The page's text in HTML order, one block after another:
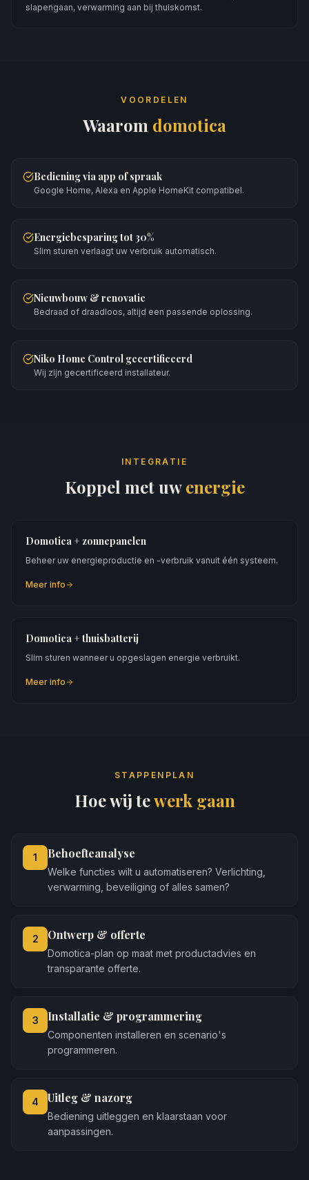
slapengaan, verwarming aan bij thuiskomst.
VOORDELEN
Waarom domotica
Bediening via app of spraak
Google Home, Alexa en Apple HomeKit compatibel.
Energiebesparing tot 30%
Slim sturen verlaagt uw verbruik automatisch.
Nieuwbouw & renovatie
Bedraad of draadloos, altijd een passende oplossing.
Niko Home Control gecertificeerd
Wij zijn gecertificeerd installateur.
INTEGRATIE
Koppel met uwenergie
Domotica + zonnepanelen
Beheer uw energieproductie en -verbruik vanuit één systeem.
Meer info
Domotica + thuisbatterij
Slim sturen wanneer u opgeslagen energie verbruikt.
Meer info
STAPPENPLAN
Hoe wij tewerk gaan
1 Behoefteanalyse
Welke functies wilt u automatiseren? Verlichting,
verwarming, beveiliging of alles samen?
2 Ontwerp & offerte
Domotica-plan op maat met productadvies en
transparante offerte.
3 Installatie & programmering
Componenten installeren en scenario's
programmeren.
4 Uitleg & nazorg
Bediening uitleggen en klaarstaan voor
aanpassingen.